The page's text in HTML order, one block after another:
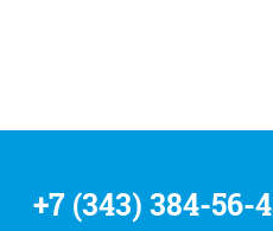
+7 (343) 384-56-